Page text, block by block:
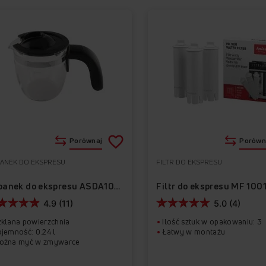
DO EKSPRESU
Dzbanek do ekspresu ASDA1001
4.9 (11)
powierzchnia
0.24 l
myć w zmywarce
Porównaj
FILTR DO EKSPRESU
Filtr do ekspresu MF
5.0 (4)
Ilość sztuk w opakowaniu: 3
Łatwy w montażu